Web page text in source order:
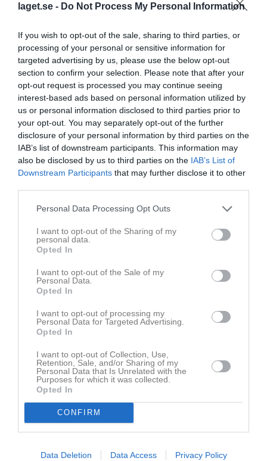
laget.se - Do Not Process My Personal Information
If you wish to opt-out of the sale, sharing to third parties, or
processing of your personal or sensitive information for
targeted advertising by us, please use the below opt-out
section to confirm your selection. Please note that after your
opt-out request is processed you may continue seeing
interest-based ads based on personal information utilized by
us or personal information disclosed to third parties prior to
your opt-out. You may separately opt-out of the further
disclosure of your personal information by third parties on the
IAB’s list of downstream participants. This information may
also be disclosed by us to third parties on the IAB’s List of
Downstream Participants that may further disclose it to other
Personal Data Processing Opt Outs
I want to opt-out of the Sharing of my
personal data.
Opted In
I want to opt-out of the Sale of my
Personal Data.
Opted In
I want to opt-out of processing my
Personal Data for Targeted Advertising.
Opted In
I want to opt-out of Collection, Use,
Retention, Sale, and/or Sharing of my
Personal Data that Is Unrelated with the
Purposes for which it was collected.
Opted In
CONFIRM
Data Deletion Data Access Privacy Policy
Version 2
Ladda ner .EPS
Version 3
Ladda ner .EPS
NYHET: Designjustering ger ökad tydlighet i
2 JUL
NYHET: Utökat stöd för emojis ger festligare nyheter
23 JUN
NYHET: Stöd för flerdagarsaktivitet sparar tid i
laget.se Bokning
10 JUN
Support